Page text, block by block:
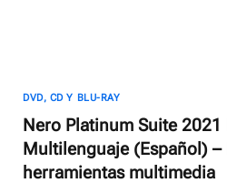
DVD, CD Y BLU-RAY
Nero Platinum Suite
Multilenguaje (Español)
herramientas multimedia